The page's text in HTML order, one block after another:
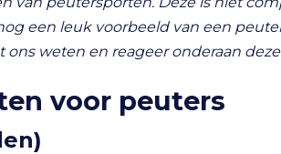
een leuk voorbeeld van een
weten en reageer onderaan
voor peuters